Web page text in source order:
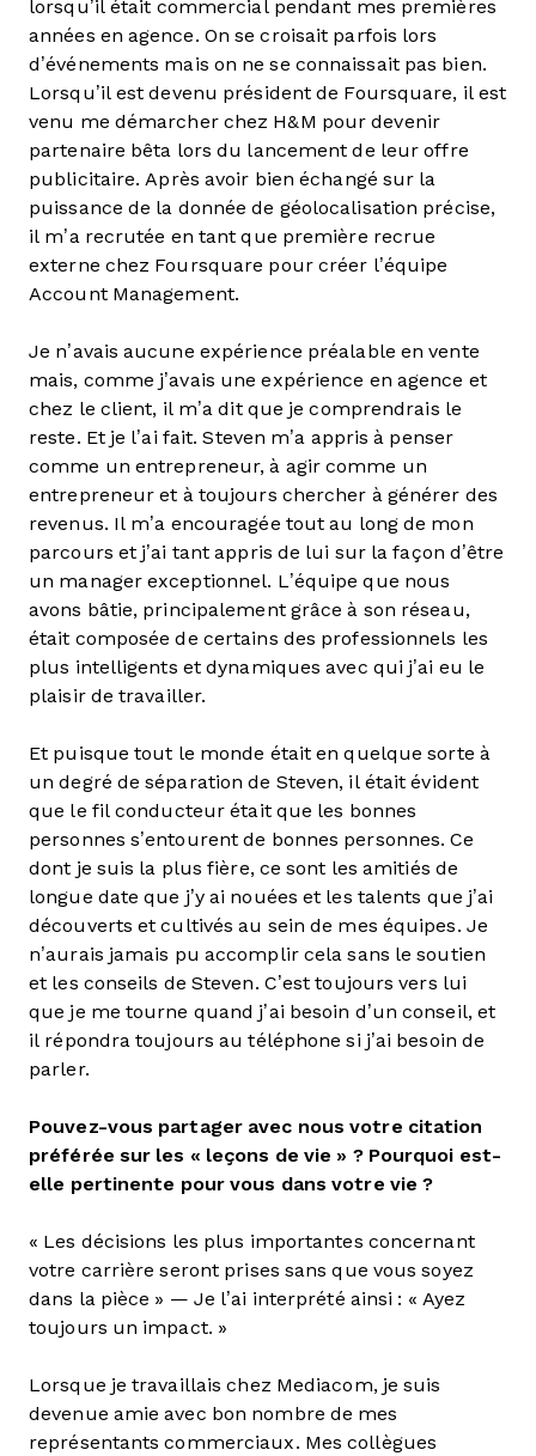
lorsqu’il était commercial pendant mes premières
années en agence. On se croisait parfois lors
d’événements mais on ne se connaissait pas bien.
Lorsqu’il est devenu président de Foursquare, il est
venu me démarcher chez H&M pour devenir
partenaire bêta lors du lancement de leur offre
publicitaire. Après avoir bien échangé sur la
puissance de la donnée de géolocalisation précise,
il m’a recrutée en tant que première recrue
externe chez Foursquare pour créer l’équipe
Account Management.
Je n’avais aucune expérience préalable en vente
mais, comme j’avais une expérience en agence et
chez le client, il m’a dit que je comprendrais le
reste. Et je l’ai fait. Steven m’a appris à penser
comme un entrepreneur, à agir comme un
entrepreneur et à toujours chercher à générer des
revenus. Il m’a encouragée tout au long de mon
parcours et j’ai tant appris de lui sur la façon d’être
un manager exceptionnel. L’équipe que nous
avons bâtie, principalement grâce à son réseau,
était composée de certains des professionnels les
plus intelligents et dynamiques avec qui j’ai eu le
plaisir de travailler.
Et puisque tout le monde était en quelque sorte à
un degré de séparation de Steven, il était évident
que le fil conducteur était que les bonnes
personnes s’entourent de bonnes personnes. Ce
dont je suis la plus fière, ce sont les amitiés de
longue date que j’y ai nouées et les talents que j’ai
découverts et cultivés au sein de mes équipes. Je
n’aurais jamais pu accomplir cela sans le soutien
et les conseils de Steven. C’est toujours vers lui
que je me tourne quand j’ai besoin d’un conseil, et
il répondra toujours au téléphone si j’ai besoin de
parler.
Pouvez-vous partager avec nous votre citation
préférée sur les « leçons de vie » ? Pourquoi est-
elle pertinente pour vous dans votre vie ?
« Les décisions les plus importantes concernant
votre carrière seront prises sans que vous soyez
dans la pièce » — Je l’ai interprété ainsi : « Ayez
toujours un impact. »
Lorsque je travaillais chez Mediacom, je suis
devenue amie avec bon nombre de mes
représentants commerciaux. Mes collègues